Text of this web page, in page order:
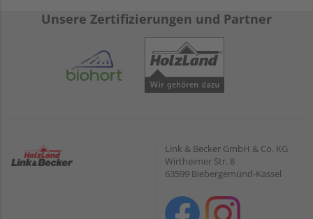
Unsere Zertifizierungen und Partner
Link & Becker GmbH & Co. KG
Wirtheimer Str. 8
63599 Biebergemünd-Kassel